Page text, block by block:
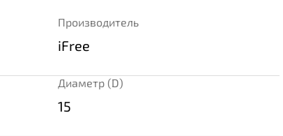
Производитель
iFree
Диаметр (D)
15